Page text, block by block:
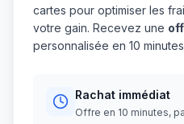
cartes pour optimiser les
votre gain. Recevez une
personnalisée en 10
Rachat immédiat
Offre en 10 minutes,